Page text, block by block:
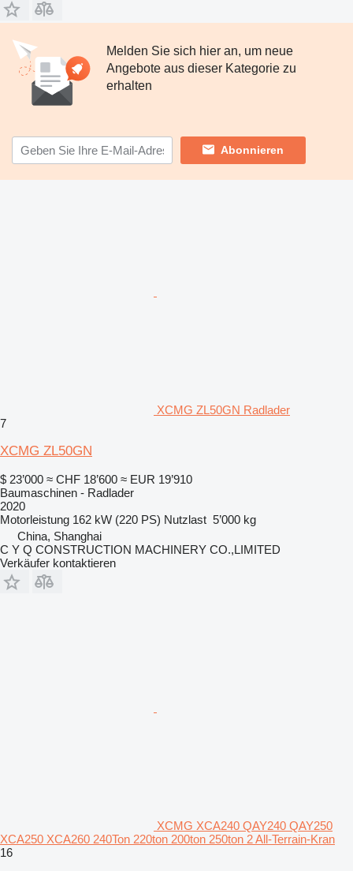
Melden Sie sich hier an, um neue
Angebote aus dieser Kategorie zu
erhalten
Abonnieren
XCMG ZL50GN Radlader
7
XCMG ZL50GN
$ 23’000 ≈ CHF 18’600 ≈ EUR 19’910
Baumaschinen - Radlader
2020
Motorleistung 162 kW (220 PS) Nutzlast 5’000 kg
China, Shanghai
C Y Q CONSTRUCTION MACHINERY CO.,LIMITED
Verkäufer kontaktieren
XCMG XCA240 QAY240 QAY250
XCA250 XCA260 240Ton 220ton 200ton 250ton 2 All-Terrain-Kran
16